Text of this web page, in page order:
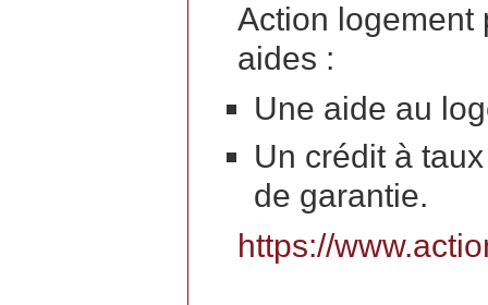
Action logement
aides :
Une aide au
Un crédit à
de garantie.
https://